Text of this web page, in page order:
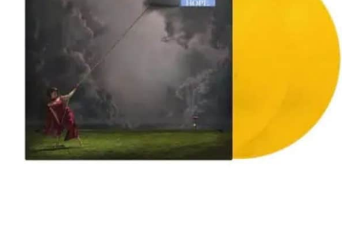
format_underlined הוסף קו תחתון לקישורים
לאפס
את
כל
האפשרויות